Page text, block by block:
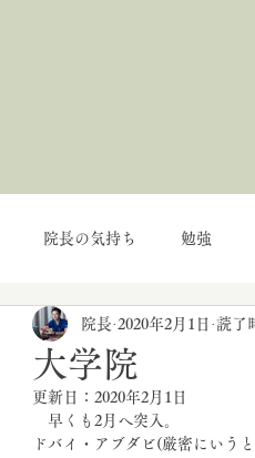
院長の気持ち 勉強
大学院
院長 2020年2月1日 読了
更新日： 2020年2月1日
早くも2月へ突入。
ドバイ・アブダビ(厳密にい